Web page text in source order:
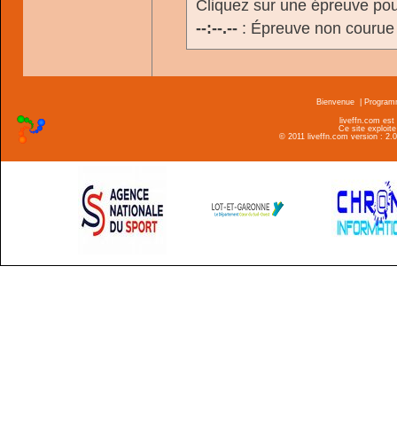
Cliquez sur une épreuve
--:--.--: Épreuve non
Bienvenue
liveffn.com est
Ce site
© 2011 liveffn.com version :